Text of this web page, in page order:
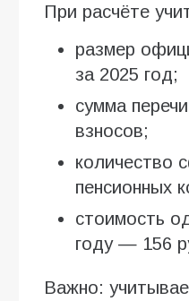
При расчёте
размер
за 2025 год;
сумма
взносов;
количество
пенсионных
стоимость
году — 156
Важно: